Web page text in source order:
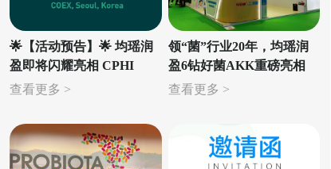
🌟【活动预告】🌟 均瑶润
盈即将闪耀亮相 CPHI
KOREA 2025，我们在首尔
查看更多 >
领“菌”行业20年，均瑶润
盈6钻好菌AKK重磅亮相
HNC&CPHI双展
查看更多 >